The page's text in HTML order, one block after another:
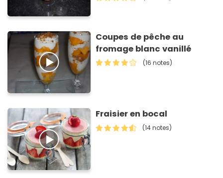
Coupes de pêche au
fromage blanc vanillé
(16 notes)
Fraisier en bocal
(14 notes)